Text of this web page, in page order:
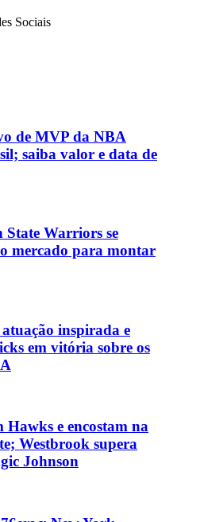
Sociais
de MVP da NBA
saiba valor e data de
Warriors se
mercado para montar
inspirada e
em vitória sobre os
Hawks e encostam na
Westbrook supera
Johnson